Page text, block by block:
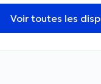
Voir toutes les